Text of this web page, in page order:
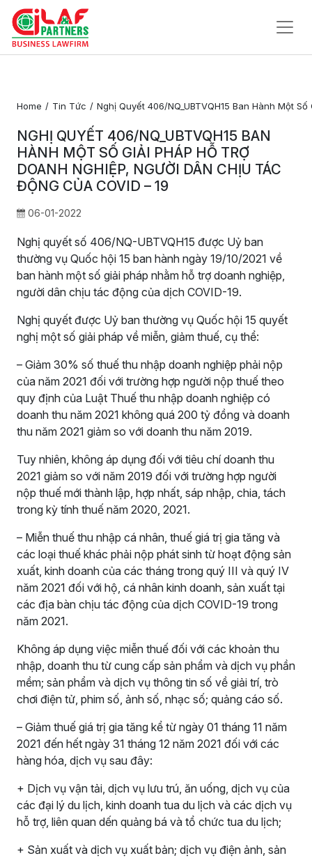
Chúng
Tôi
Dịch Vụ Pháp Lý
Liên
Hệ
Home Tin Tức Nghị Quyết 406/NQ_UBTVQH15 Ban Hành Một
NGHỊ QUYẾT 406/NQ_UBTVQH15 BAN
HÀNH MỘT SỐ GIẢI PHÁP HỖ TRỢ
DOANH NGHIỆP, NGƯỜI DÂN CHỊU TÁC
ĐỘNG CỦA COVID – 19
06-01-2022
Nghị quyết số 406/NQ-UBTVQH15 được Uỷ ban
thường vụ Quốc hội 15 ban hành ngày 19/10/2021 về
ban hành một số giải pháp nhằm hỗ trợ doanh nghiệp,
người dân chịu tác động của dịch COVID-19.
Nghị quyết được Uỷ ban thường vụ Quốc hội 15 quyết
nghị một số giải pháp về miễn, giảm thuế, cụ thể:
– Giảm 30% số thuế thu nhập doanh nghiệp phải nộp
của năm 2021 đối với trường hợp người nộp thuế theo
quy định của Luật Thuế thu nhập doanh nghiệp có
doanh thu năm 2021 không quá 200 tỷ đồng và doanh
thu năm 2021 giảm so với doanh thu năm 2019.
Tuy nhiên, không áp dụng đối với tiêu chí doanh thu
2021 giảm so với năm 2019 đối với trường hợp người
nộp thuế mới thành lập, hợp nhất, sáp nhập, chia, tách
trong kỳ tính thuế năm 2020, 2021.
– Miễn thuế thu nhập cá nhân, thuế giá trị gia tăng và
các loại thuế khác phải nộp phát sinh từ hoạt động sản
xuất, kinh doanh của các tháng trong quý III và quý IV
năm 2021 đối với hộ, cá nhân kinh doanh, sản xuất tại
các địa bàn chịu tác động của dịch COVID-19 trong
năm 2021.
Không áp dụng việc miễn thuế đối với các khoản thu
nhập, doanh thu từ cung cấp sản phẩm và dịch vụ phần
mềm; sản phẩm và dịch vụ thông tin số về giải trí, trò
chơi điện tử, phim số, ảnh số, nhạc số; quảng cáo số.
– Giảm thuế giá trị gia tăng kể từ ngày 01 tháng 11 năm
2021 đến hết ngày 31 tháng 12 năm 2021 đối với các
hàng hóa, dịch vụ sau đây:
+ Dịch vụ vận tải, dịch vụ lưu trú, ăn uống, dịch vụ của
các đại lý du lịch, kinh doanh tua du lịch và các dịch vụ
hỗ trợ, liên quan dến quảng bá và tổ chức tua du lịch;
+ Sản xuất và dịch vụ xuất bản; dịch vụ điện ảnh, sản